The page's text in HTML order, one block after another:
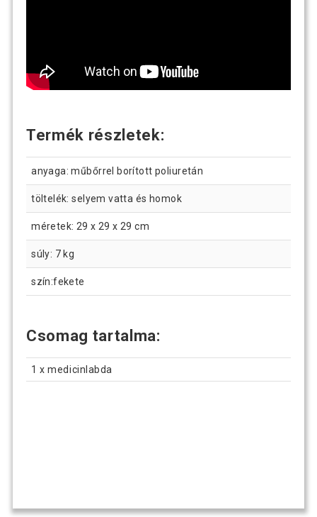
Termék részletek:
anyaga: műbőrrel borított poliuretán
töltelék: selyem vatta és homok
méretek: 29 x 29 x 29 cm
súly: 7 kg
szín:fekete
Csomag tartalma:
1 x medicinlabda